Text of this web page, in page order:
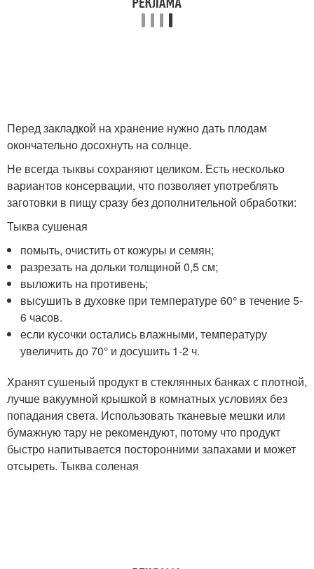
Перед закладкой на хранение нужно дать плодам
окончательно досохнуть на солнце.
Не всегда тыквы сохраняют целиком. Есть несколько
вариантов консервации, что позволяет употреблять
заготовки в пищу сразу без дополнительной обработки:
Тыква сушеная
помыть, очистить от кожуры и семян;
разрезать на дольки толщиной 0,5 см;
выложить на противень;
высушить в духовке при температуре 60° в течение 5-
6 часов.
если кусочки остались влажными, температуру
увеличить до 70° и досушить 1-2 ч.
Хранят сушеный продукт в стеклянных банках с плотной,
лучше вакуумной крышкой в комнатных условиях без
попадания света. Использовать тканевые мешки или
бумажную тару не рекомендуют, потому что продукт
быстро напитывается посторонними запахами и может
отсыреть. Тыква соленая